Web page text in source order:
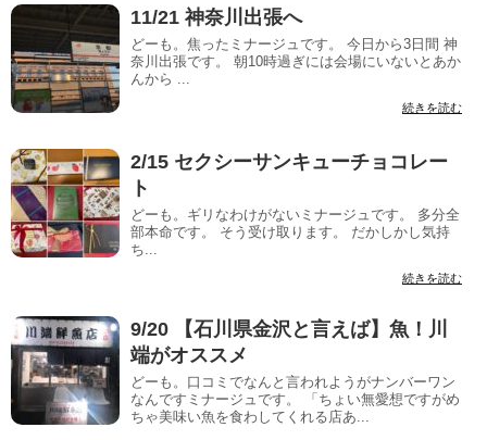
11/21 神奈川出張へ
どーも。焦ったミナージュです。 今日から3日間 神
奈川出張です。 朝10時過ぎには会場にいないとあか
んから ...
続きを読む
2/15 セクシーサンキューチョコレー
ト
どーも。ギリなわけがないミナージュです。 多分全
部本命です。 そう受け取ります。 だかしかし気持
ち...
続きを読む
9/20 【石川県金沢と言えば】魚！川
端がオススメ
どーも。口コミでなんと言われようがナンバーワン
なんですミナージュです。 「ちょい無愛想ですがめ
ちゃ美味い魚を食わしてくれる店あ...